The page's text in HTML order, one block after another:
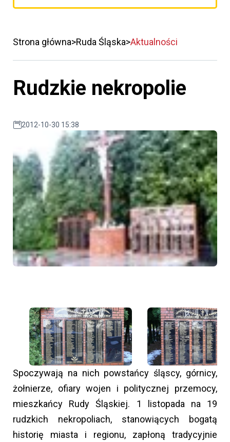
Strona główna Ruda Śląska Aktualności
Rudzkie nekropolie
2012-10-30 15:38
Spoczywają na nich powstańcy śląscy, górnicy,
żołnierze, ofiary wojen i politycznej przemocy,
mieszkańcy Rudy Śląskiej. 1 listopada na 19
rudzkich nekropoliach, stanowiących bogatą
historię miasta i regionu, zapłoną tradycyjnie